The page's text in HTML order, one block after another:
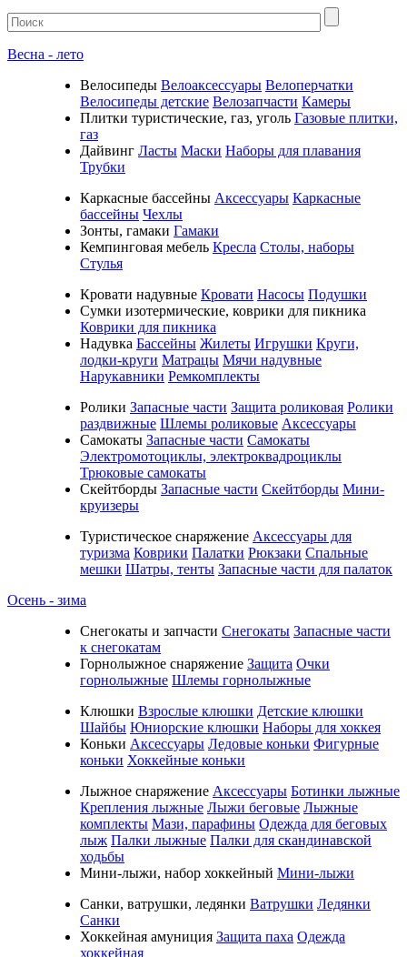
Весна - лето
Велосипеды Велоаксессуары Велоперчатки
Велосипеды детские Велозапчасти Камеры
Плитки туристические, газ, уголь Газовые плитки,
газ
Дайвинг Ласты Маски Наборы для плавания
Трубки
Каркасные бассейны Аксессуары Каркасные
бассейны Чехлы
Зонты, гамаки Гамаки
Кемпинговая мебель Кресла Столы, наборы
Стулья
Кровати надувные Кровати Насосы Подушки
Cумки изотермические, коврики для пикника
Коврики для пикника
Надувка Бассейны Жилеты Игрушки Круги,
лодки-круги Матрацы Мячи надувные
Нарукавники Ремкомплекты
Ролики Запасные части Защита роликовая Ролики
раздвижные Шлемы роликовые Аксессуары
Самокаты Запасные части Самокаты
Электромотоциклы, электроквадроциклы
Трюковые самокаты
Скейтборды Запасные части Скейтборды Мини-
круизеры
Туристическое снаряжение Аксессуары для
туризма Коврики Палатки Рюкзаки Спальные
мешки Шатры, тенты Запасные части для палаток
Осень - зима
Cнегокаты и запчасти Снегокаты Запасные части
к снегокатам
Горнолыжное снаряжение Защита Очки
горнолыжные Шлемы горнолыжные
Клюшки Взрослые клюшки Детские клюшки
Шайбы Юниорские клюшки Наборы для хоккея
Коньки Аксессуары Ледовые коньки Фигурные
коньки Хоккейные коньки
Лыжное снаряжение Аксессуары Ботинки лыжные
Крепления лыжные Лыжи беговые Лыжные
комплекты Мази, парафины Одежда для беговых
лыж Палки лыжные Палки для скандинавской
ходьбы
Мини-лыжи, набор хоккейный Мини-лыжи
Санки, ватрушки, ледянки Ватрушки Ледянки
Санки
Хоккейная амуниция Защита паха Одежда
хоккейная